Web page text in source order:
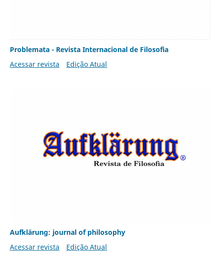
Problemata - Revista Internacional de Filosofia
Acessar revista
Edição Atual
Aufklärung: journal of philosophy
Acessar revista
Edição Atual